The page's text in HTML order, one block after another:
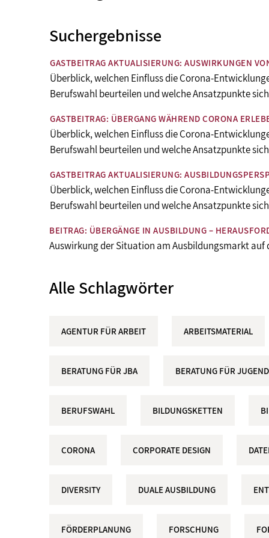
Suchergebnisse
GASTBEITRAG AKTUALISIERUNG: AUSWIRKUNGEN
Überblick, welchen Einfluss die Corona-
Berufswahl beurteilen und welche Ansatzpunkte
GASTBEITRAG: ÜBERGANG WÄHREND CORONA
Überblick, welchen Einfluss die Corona-
Berufswahl beurteilen und welche Ansatzpunkte
GASTBEITRAG AKTUALISIERUNG:
Überblick, welchen Einfluss die Corona-
Berufswahl beurteilen und welche Ansatzpunkte
BEITRAG: ÜBERGÄNGE IN AUSBILDUNG –
Auswirkung der Situation am Ausbildungsmarkt
Alle Schlagwörter
AGENTUR FÜR ARBEIT ARBEITSMATERIAL
BERATUNG FÜR JBA BERATUNG FÜR
BERUFSWAHL BILDUNGSKETTEN
CORONA CORPORATE DESIGN
DIVERSITY DUALE AUSBILDUNG
FÖRDERPLANUNG FORSCHUNG